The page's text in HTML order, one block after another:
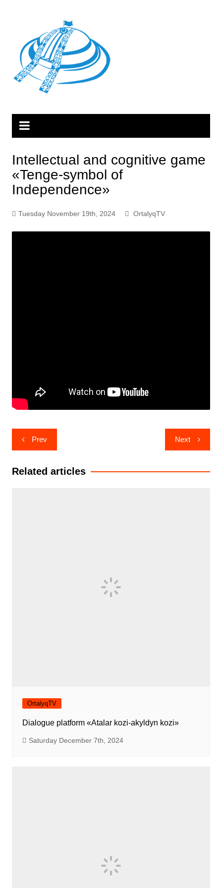
Intellectual and cognitive game
«Tenge-symbol of
Independence»
Tuesday November 19th, 2024 OrtalyqTV
Post
navigation
Prev Next
Related articles
OrtalyqTV
Dialogue platform «Atalar kozi-akyldyn kozi»
Saturday December 7th, 2024